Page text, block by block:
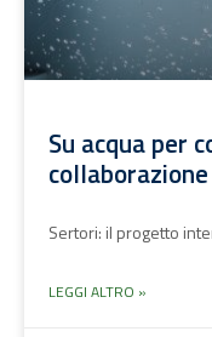
Su acqua per
Sertori: il progetto
LEGGI ALTRO »